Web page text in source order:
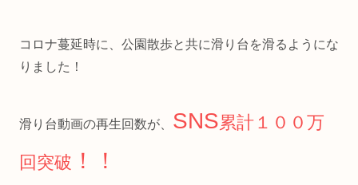
コロナ蔓延時に、公園散歩と共に滑り台を滑るようにな
りました！
滑り台動画の再生回数が、 SNS累計１００万
回突破 ！！